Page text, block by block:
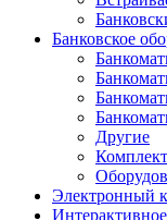
Банковское
Другие
Электронный